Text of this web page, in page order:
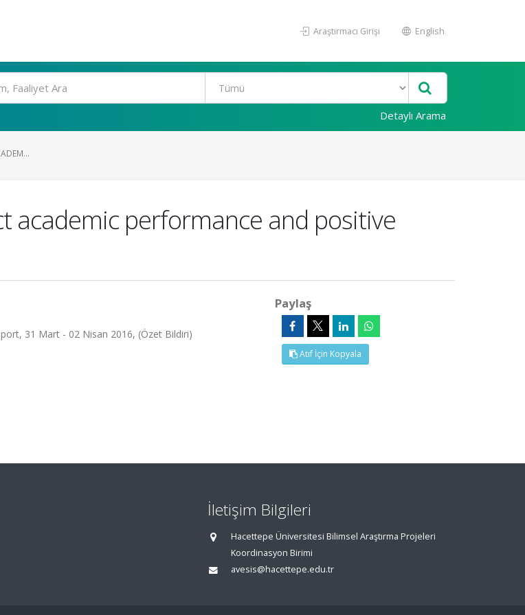
Araştırmacı Girişi English
Detaylı Arama
academic performance and positive
31 Mart - 02 Nisan 2016, (Özet Bildiri)
Paylaş
Atıf İçin Kopyala
İletişim Bilgileri
Hacettepe Üniversitesi Bilimsel Araştırma Projeleri
Koordinasyon Birimi
avesis@hacettepe.edu.tr